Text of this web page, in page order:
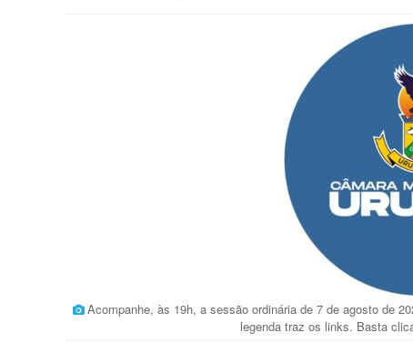
Acompanhe, às 19h, a sessão ordinária de 7 de agosto de
legenda traz os links. Basta